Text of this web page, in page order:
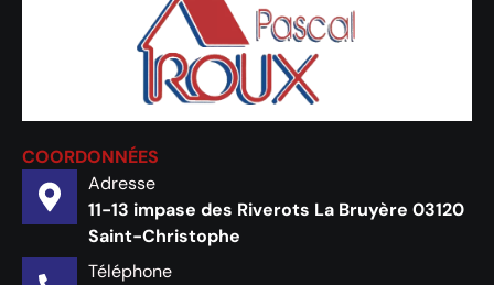
COORDONNÉES
Adresse
11-13 impase des Riverots La Bruyère 03120
Saint-Christophe
Téléphone